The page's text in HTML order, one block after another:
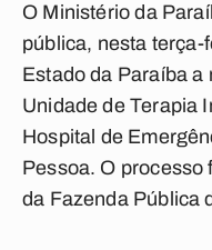
O Ministério da
pública, nesta terça-
Estado da Paraíba a
Unidade de Terapia
Hospital de
Pessoa. O processo
da Fazenda Pública